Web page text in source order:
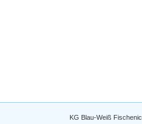
KG Blau-Weiß